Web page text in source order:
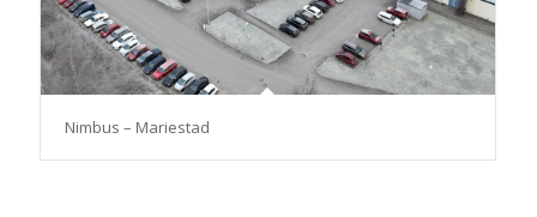
Nimbus – Mariestad